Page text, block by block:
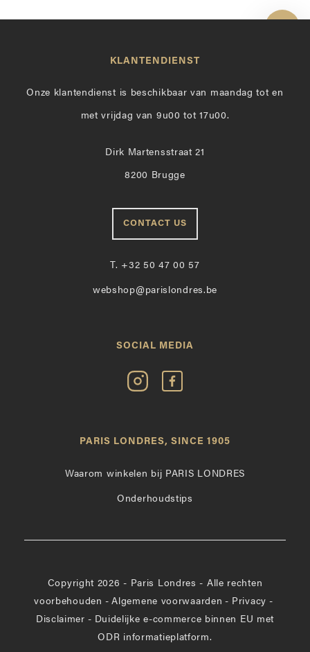
KLANTENDIENST
Onze klantendienst is beschikbaar van maandag tot en
met vrijdag van 9u00 tot 17u00.
Dirk Martensstraat 21
8200 Brugge
CONTACT US
T. +32 50 47 00 57
webshop@parislondres.be
SOCIAL MEDIA
Volg
Paris
Instagram
Vind
op
PARIS LONDRES, SINCE 1905
Waarom winkelen bij PARIS LONDRES
Onderhoudstips
Copyright 2026 - Paris Londres - Alle rechten
voorbehouden - Algemene voorwaarden - Privacy -
Disclaimer - Duidelijke e-commerce binnen EU met
ODR informatieplatform.